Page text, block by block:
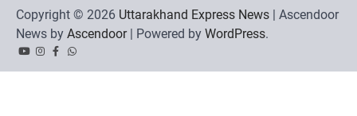
Copyright © 2026 Uttarakhand Express News | Ascendoor
News by Ascendoor| Powered by WordPress.
YouTubeInstagram
Facebook
Whatsapp